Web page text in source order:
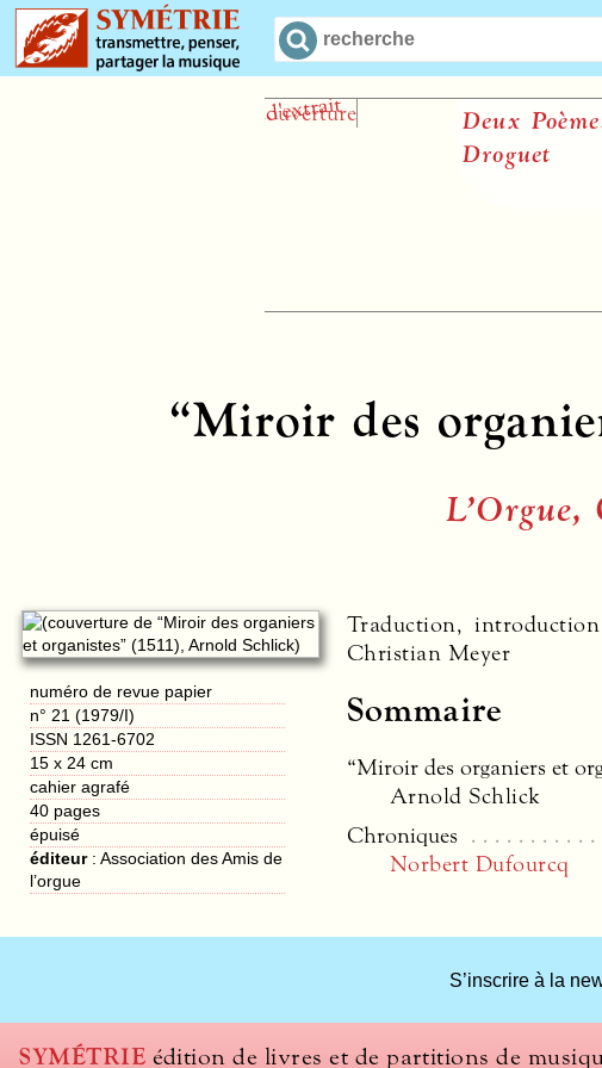
Deux Poèmes
Droguet
“Miroir des
L’Orgue,
numéro de revue papier
n° 21 (1979/I)
ISSN 1261-6702
15 x 24 cm
cahier agrafé
40 pages
épuisé
éditeur:Association des Amis de
l’orgue
Traduction,
Christian Meyer
Sommaire
“Miroir des organiers et
Arnold Schlick
Chroniques
Norbert Dufourcq
should
we
S’inscrire à la
SYMÉTRIE édition de livres et de partitions de